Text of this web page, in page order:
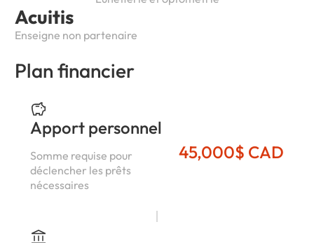
Acuitis
Enseigne non partenaire
Plan financier
Apport personnel
Somme requise pour
déclencher les prêts
nécessaires
45,000$ CAD